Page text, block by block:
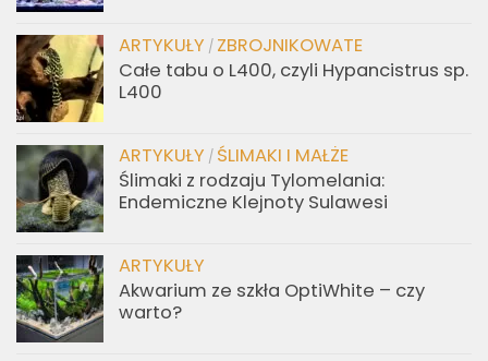
ARTYKUŁY / ZBROJNIKOWATE
Całe tabu o L400, czyli Hypancistrus sp.
L400
ARTYKUŁY / ŚLIMAKI I MAŁŻE
Ślimaki z rodzaju Tylomelania:
Endemiczne Klejnoty Sulawesi
ARTYKUŁY
Akwarium ze szkła OptiWhite – czy
warto?